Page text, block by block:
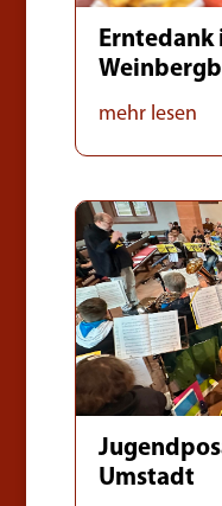
Erntedank
mehr lesen
Umstadt